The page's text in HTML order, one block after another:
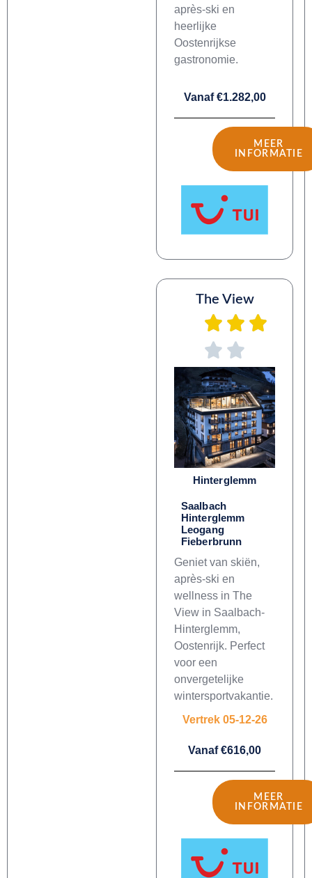
après-ski en
heerlijke
Oostenrijkse
gastronomie.
Vanaf €1.282,00
MEER
INFORMATIE
The View
Hinterglemm
Saalbach
Hinterglemm
Leogang
Fieberbrunn
Geniet van skiën,
après-ski en
wellness in The
View in Saalbach-
Hinterglemm,
Oostenrijk. Perfect
voor een
onvergetelijke
wintersportvakantie.
Vertrek 05-12-26
Vanaf €616,00
MEER
INFORMATIE